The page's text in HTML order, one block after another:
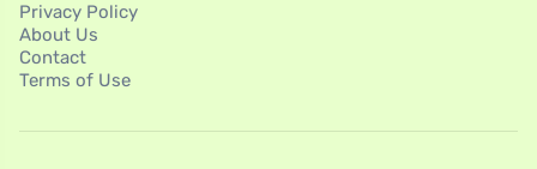
Privacy Policy
About Us
Contact
Terms of Use